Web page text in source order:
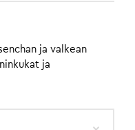
ja valkean
ja